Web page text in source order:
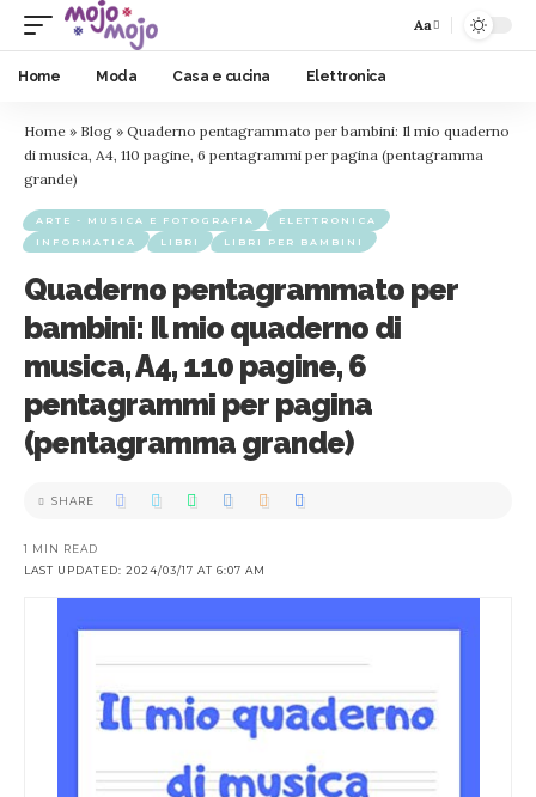
Aa
Home Moda Casa e cucina Elettronica
Home » Blog » Quaderno pentagrammato per bambini: Il mio quaderno
di musica, A4, 110 pagine, 6 pentagrammi per pagina (pentagramma
grande)
ARTE - MUSICA E FOTOGRAFIA
ELETTRONICA
INFORMATICA
LIBRI LIBRI PER BAMBINI
Quaderno pentagrammato per
bambini: Il mio quaderno di
musica, A4, 110 pagine, 6
pentagrammi per pagina
(pentagramma grande)
LAST UPDATED: 2024/03/17 AT 6:07 AM
1 MIN READ
SHARE